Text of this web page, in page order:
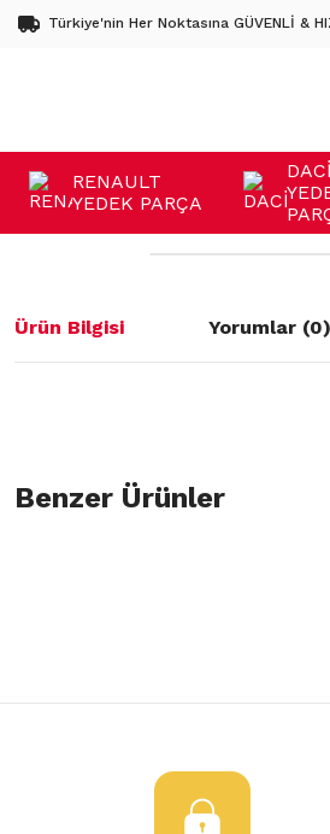
Türkiye'nin Her Noktasına GÜVENLİ &
RENAULT
YEDEK PARÇA
Ürün Bilgisi Yorumlar (0)
öneri formunu kullanarak tarafımıza
Benzer Ürünler